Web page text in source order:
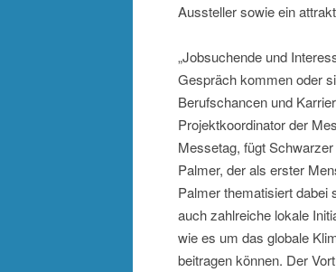
Aussteller sowie ein
„Jobsuchende und
Gespräch kommen oder
Berufschancen und
Projektkoordinator der
Messetag, fügt
Palmer, der als erster
Palmer thematisiert dabei
auch zahlreiche lokale
wie es um das globale
beitragen können. Der